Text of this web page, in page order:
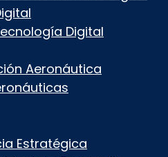
Digital
Aeronáutica
Estratégica